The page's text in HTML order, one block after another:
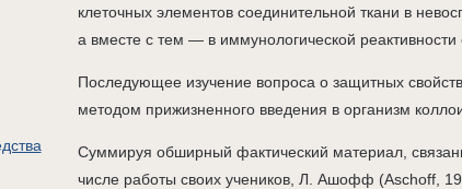
клеточных элементов соединительной ткани в
а вместе с тем — в иммунологической реактивности
Последующее изучение вопроса о защитных
методом прижизненного введения в организм
Суммируя обширный фактический материал,
числе работы своих учеников, Л. Ашофф (Aschoff,